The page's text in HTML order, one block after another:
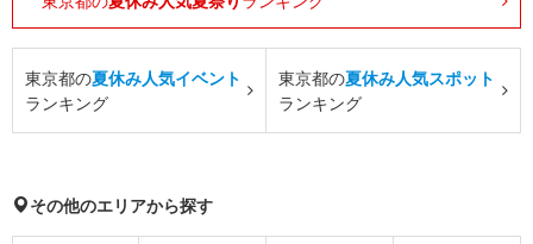
東京都の夏休み人気イベント
ランキング
東京都の夏休み人気スポット
ランキング
その他のエリアから探す